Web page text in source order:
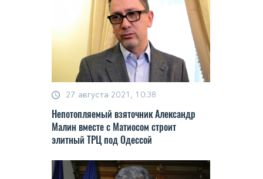
27 августа 2021, 10:38
Непотопляемый взяточник Александр
Малин вместе с Матиосом строит
элитный ТРЦ под Одессой